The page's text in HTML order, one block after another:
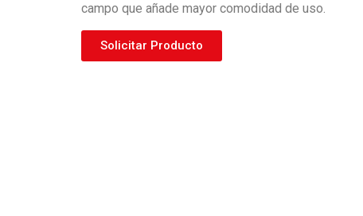
campo que añade mayor comodidad de uso.
Solicitar Producto